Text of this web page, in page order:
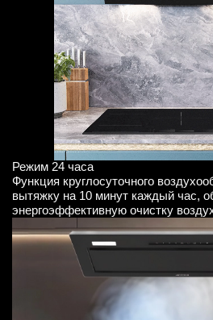
Режим 24 часа
Функция круглосуточного
вытяжку на 10 минут каждый час,
энергоэффективную очистку